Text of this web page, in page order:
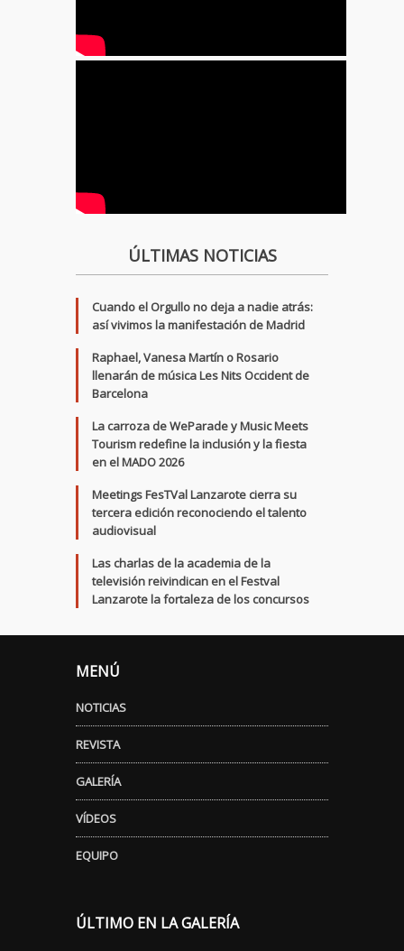
ÚLTIMAS NOTICIAS
Cuando el Orgullo no deja a nadie atrás:
así vivimos la manifestación de Madrid
Raphael, Vanesa Martín o Rosario
llenarán de música Les Nits Occident de
Barcelona
La carroza de WeParade y Music Meets
Tourism redefine la inclusión y la fiesta
en el MADO 2026
Meetings FesTVal Lanzarote cierra su
tercera edición reconociendo el talento
audiovisual
Las charlas de la academia de la
televisión reivindican en el Festval
Lanzarote la fortaleza de los concursos
MENÚ
NOTICIAS
REVISTA
GALERÍA
VÍDEOS
EQUIPO
ÚLTIMO EN LA GALERÍA